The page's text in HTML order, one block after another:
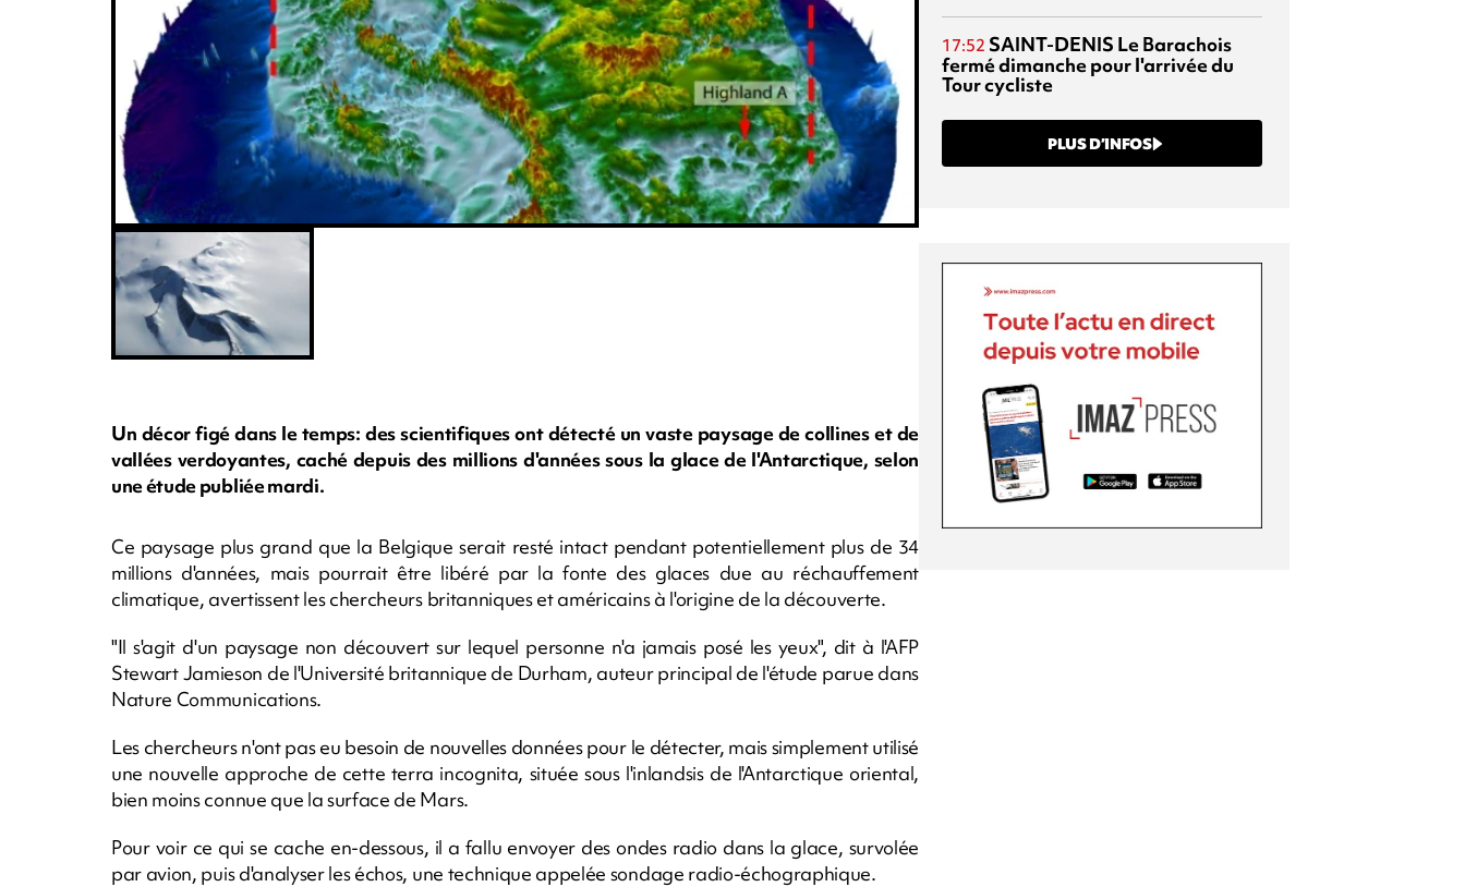
Un décor figé dans le temps: des scientifiques ont détecté un vaste paysage de collines et de
vallées verdoyantes, caché depuis des millions d'années sous la glace de l'Antarctique, selon
une étude publiée mardi.
Ce paysage plus grand que la Belgique serait resté intact pendant potentiellement plus de 34
millions d'années, mais pourrait être libéré par la fonte des glaces due au réchauffement
climatique, avertissent les chercheurs britanniques et américains à l'origine de la découverte.
"Il s'agit d'un paysage non découvert sur lequel personne n'a jamais posé les yeux", dit à l'AFP
Stewart Jamieson de l'Université britannique de Durham, auteur principal de l'étude parue dans
Nature Communications.
Les chercheurs n'ont pas eu besoin de nouvelles données pour le détecter, mais simplement utilisé
une nouvelle approche de cette terra incognita, située sous l'inlandsis de l'Antarctique oriental,
bien moins connue que la surface de Mars.
Pour voir ce qui se cache en-dessous, il a fallu envoyer des ondes radio dans la glace, survolée
par avion, puis d'analyser les échos, une technique appelée sondage radio-échographique.
17:52 SAINT-DENIS Le Barachois
fermé dimanche pour l'arrivée du
Tour cycliste
PLUS D’INFOS